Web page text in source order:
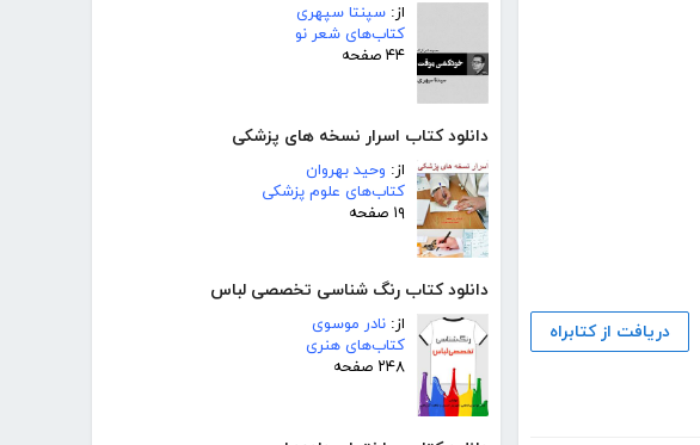
از: سپنتا سپهری
کتاب‌های شعر نو
۴۴ صفحه
دانلود کتاب اسرار نسخه های پزشکی
از: وحید بهروان
کتاب‌های علوم پزشکی
۱۹ صفحه
دانلود کتاب رنگ شناسى تخصصى لباس
از: نادر موسوی
کتاب‌های هنری
۲۴۸ صفحه
دریافت از کتابراه